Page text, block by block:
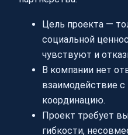
Цель проекта —
социальной
чувствуют и
В компании нет
взаимодействие
координацию.
Проект требует
гибкости,